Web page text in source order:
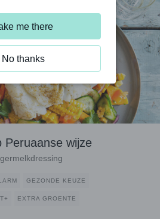
Peruaanse wijze
GEZONDE KEUZE
EXTRA GROENTE
me there
No thanks